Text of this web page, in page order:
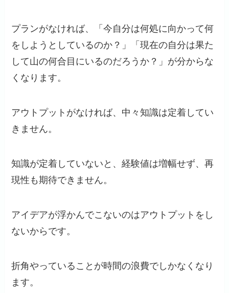
プランがなければ、「今自分は何処に向かって何
をしようとしているのか？」「現在の自分は果た
して山の何合目にいるのだろうか？」が分からな
くなります。
アウトプットがなければ、中々知識は定着してい
きません。
知識が定着していないと、経験値は増幅せず、再
現性も期待できません。
アイデアが浮かんでこないのはアウトプットをし
ないからです。
折角やっていることが時間の浪費でしかなくなり
ます。